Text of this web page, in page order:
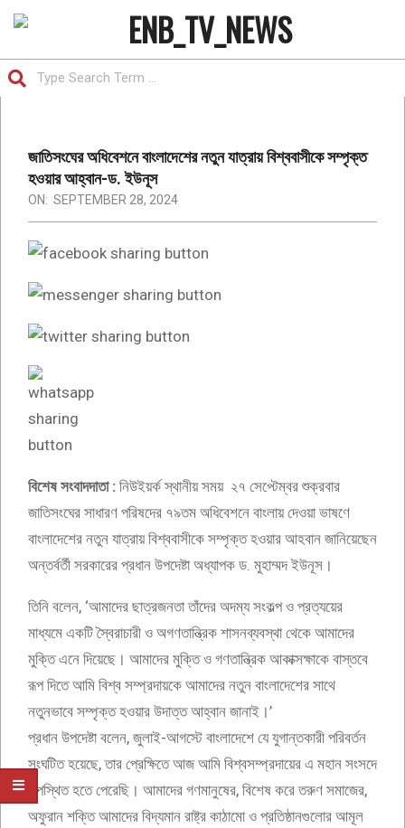
Skip
content
ENB
TV
IS
THE
BANGLADESH
FIRST
ONLINE
NEWSPAPER
Menuজাতিসংঘের অধিবেশনে বাংলাদেশের নতুন যাত্রায় বিশ্ববাসীকে সম্পৃক্ত
হওয়ার আহ্বান-ড. ইউনূস
ON: SEPTEMBER 28, 2024
বিশেষ সংবাদদাতা : নিউইয়র্ক স্থানীয় সময় ২৭ সেপ্টেম্বর শুক্রবার
জাতিসংঘের সাধারণ পরিষদের ৭৯তম অধিবেশনে বাংলায় দেওয়া ভাষণে
বাংলাদেশের নতুন যাত্রায় বিশ্ববাসীকে সম্পৃক্ত হওয়ার আহবান জানিয়েছেন
অন্তর্বর্তী সরকারের প্রধান উপদেষ্টা অধ্যাপক ড. মুহাম্মদ ইউনূস।
তিনি বলেন, ‘আমাদের ছাত্রজনতা তাঁদের অদম্য সংকল্প ও প্রত্যয়ের
মাধ্যমে একটি স্বৈরাচারী ও অগণতান্ত্রিক শাসনব্যবস্থা থেকে আমাদের
মুক্তি এনে দিয়েছে। আমাদের মুক্তি ও গণতান্ত্রিক আকাক্সক্ষাকে বাস্তবে
রূপ দিতে আমি বিশ্ব সম্প্রদায়কে আমাদের নতুন বাংলাদেশের সাথে
নতুনভাবে সম্পৃক্ত হওয়ার উদাত্ত আহ্বান জানাই।’
প্রধান উপদেষ্টা বলেন, জুলাই-আগস্টে বাংলাদেশে যে যুগান্তকারী পরিবর্তন
সংঘটিত হয়েছে, তার প্রেক্ষিতে আজ আমি বিশ্বসম্প্রদায়ের এ মহান সংসদে
উপস্থিত হতে পেরেছি। আমাদের গণমানুষের, বিশেষ করে তরুণ সমাজের,
অফুরান শক্তি আমাদের বিদ্যমান রাষ্ট্র কাঠামো ও প্রতিষ্ঠানগুলোর আমূল